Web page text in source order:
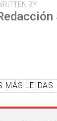
BY
MÁS LEIDAS